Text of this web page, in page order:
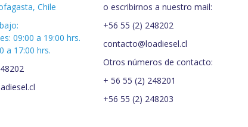
Chile
09:00 a 19:00 hrs.
a 17:00 hrs.
o escribirnos a nuestro mail:
+56 55 (2) 248202
contacto@loadiesel.cl
Otros números de contacto:
+ 56 55 (2) 248201
+56 55 (2) 248203